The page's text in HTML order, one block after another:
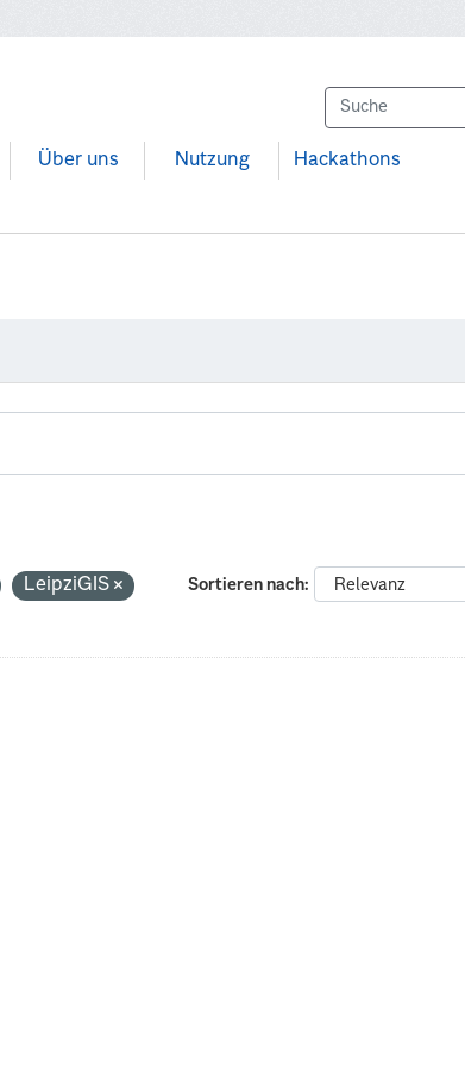
Über uns Nutzung Hackathons
Sortieren nach
LeipziGIS